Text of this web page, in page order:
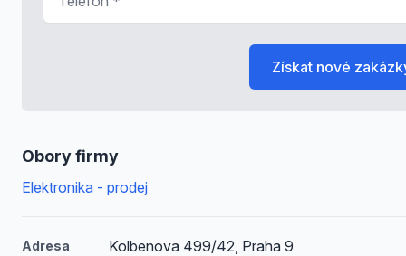
Obory firmy
Elektronika - prodej
Adresa Kolbenova 499/42, Praha 9
Získat nové